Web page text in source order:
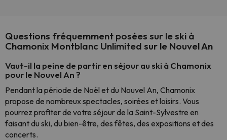
Questions fréquemment posées sur le ski à
Chamonix Montblanc Unlimited sur le Nouvel An
Vaut-il la peine de partir en séjour au ski à Chamonix
pour le Nouvel An ?
Pendant la période de Noël et du Nouvel An, Chamonix
propose de nombreux spectacles, soirées et loisirs. Vous
pourrez profiter de votre séjour de la Saint-Sylvestre en
faisant du ski, du bien-être, des fêtes, des expositions et des
concerts.